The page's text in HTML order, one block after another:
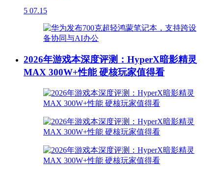
5 07.15
2026年游戏本深度评测：HyperX暗影精灵
MAX 300W+性能 硬核玩家值得看